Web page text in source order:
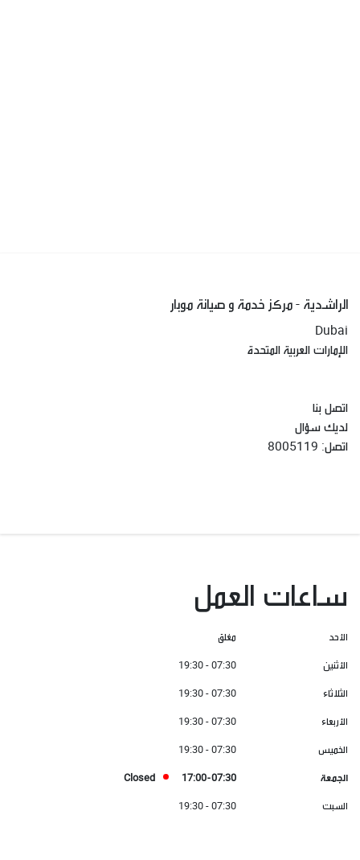
الراشدية - مركز خدمة و صيانة موبار
Dubai
الإمارات العربية المتحدة
اتصل بنا
لديك سؤال
اتصل:
8005119
ساعات العمل
الأحد مغلق
الأثنين 07:30 - 19:30
الثلاثاء 07:30 - 19:30
الأربعاء 07:30 - 19:30
الخميس 07:30 - 19:30
الجمعة 07:30 - 17:00
Closed
السبت 07:30 - 19:30